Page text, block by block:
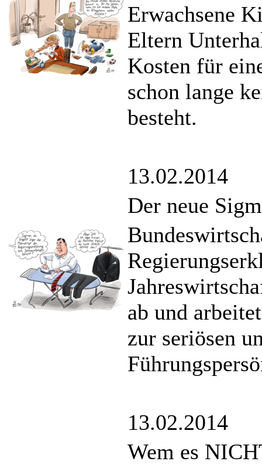
Erwachsene
Eltern
Kosten für
schon lange
besteht.
13.02.2014
Der neue
ab und
zur seriösen
13.02.2014
Wem es